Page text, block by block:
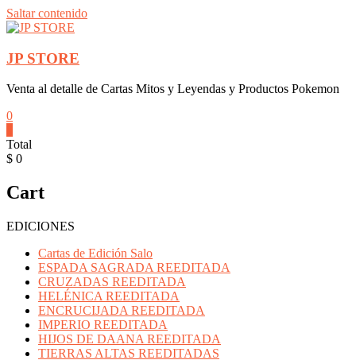
Saltar contenido
JP STORE
Venta al detalle de Cartas Mitos y Leyendas y Productos Pokemon
0
Total
$ 0
Cart
EDICIONES
Cartas de Edición Salo
ESPADA SAGRADA REEDITADA
CRUZADAS REEDITADA
HELÉNICA REEDITADA
ENCRUCIJADA REEDITADA
IMPERIO REEDITADA
HIJOS DE DAANA REEDITADA
TIERRAS ALTAS REEDITADAS